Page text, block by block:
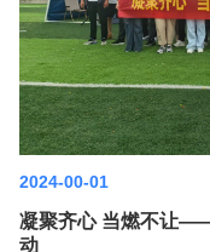
2024-00-01
凝聚齐心 当燃不让
动